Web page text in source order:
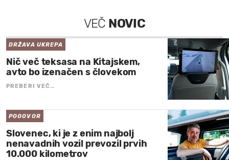
VEČ NOVIC
DRŽAVA UKREPA
Nič več teksasa na Kitajskem,
avto bo izenačen s človekom
PREBERI VEČ…
POGOVOR
Slovenec, ki je z enim najbolj
nenavadnih vozil prevozil prvih
10.000 kilometrov